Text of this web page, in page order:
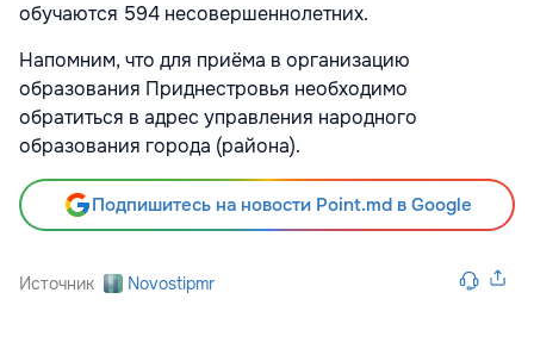
обучаются 594 несовершеннолетних.
Напомним, что для приёма в организацию
образования Приднестровья необходимо
обратиться в адрес управления народного
образования города (района).
Подпишитесь на новости Point.md в Google
Источник Novostipmr